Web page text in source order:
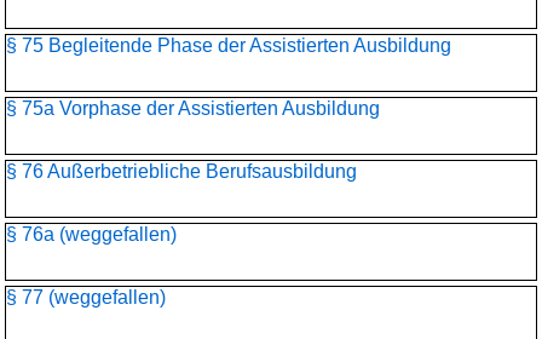
§ 75 Begleitende Phase der Assistierten Ausbildung
§ 75a Vorphase der Assistierten Ausbildung
§ 76 Außerbetriebliche Berufsausbildung
§ 76a (weggefallen)
§ 77 (weggefallen)